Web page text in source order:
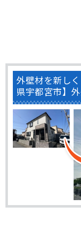
外壁材を新し
県宇都宮市】